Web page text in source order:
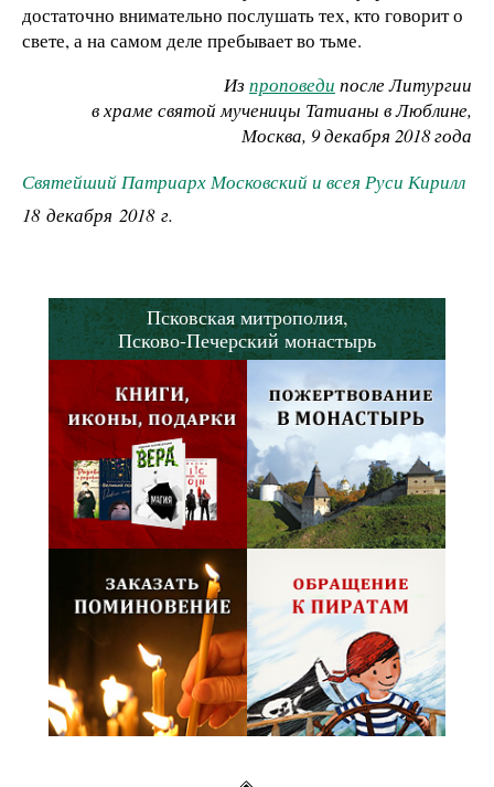
достаточно внимательно послушать тех, кто говорит о
свете, а на самом деле пребывает во тьме.
Изпроповеди после Литургии
в храме святой мученицы Татианы в Люблине,
Москва, 9 декабря 2018 года
Святейший Патриарх Московский и всея Руси Кирилл
18 декабря 2018 г.
Псковская митрополия,
Псково-Печерский монастырь